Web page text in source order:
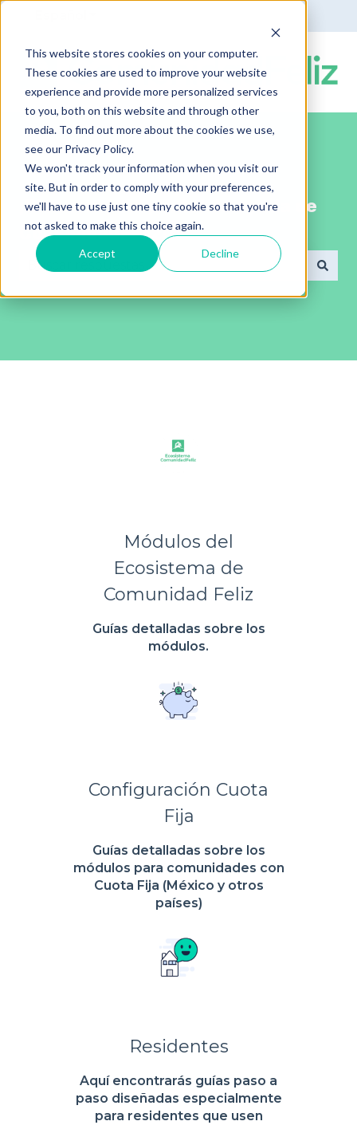
This website stores cookies on your computer.
These cookies are used to improve your website
experience and provide more personalized services
to you, both on this website and through other
media. To find out more about the cookies we use,
see our Privacy Policy.
We won't track your information when you visit our
site. But in order to comply with your preferences,
we'll have to use just one tiny cookie so that you're
not asked to make this choice again.
Accept Decline
¡Bienvenido al portal de ayuda de
ComunidadFeliz!
No hay sugerencias porque el campo de
Módulos del
Ecosistema de
Comunidad Feliz
Guías detalladas sobre los
módulos.
Configuración Cuota
Fija
Guías detalladas sobre los
módulos para comunidades con
Cuota Fija (México y otros
países)
Residentes
Aquí encontrarás guías paso a
paso diseñadas especialmente
para residentes que usen